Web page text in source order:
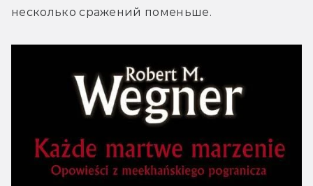
несколько сражений поменьше.